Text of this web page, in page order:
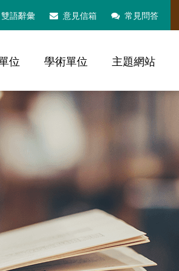
雙語辭彙 意見信箱 常見問答
位 學術單位 主題網站